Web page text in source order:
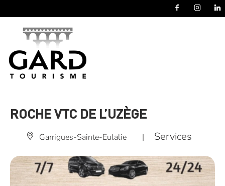
ROCHE VTC DE L’UZÈGE
Garrigues-Sainte-Eulalie | Services